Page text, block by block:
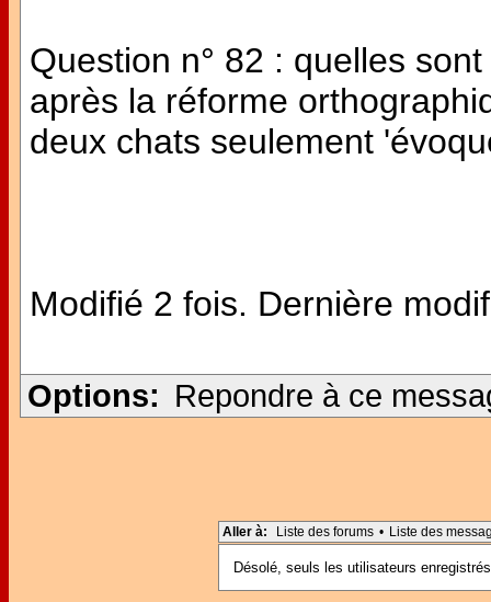
Question n° 82 : quelles
après la réforme
deux chats seulement
Modifié 2 fois. Dernière
Options: Repondre à ce
Aller à: Liste des forums • Liste des
Désolé, seuls les utilisateurs